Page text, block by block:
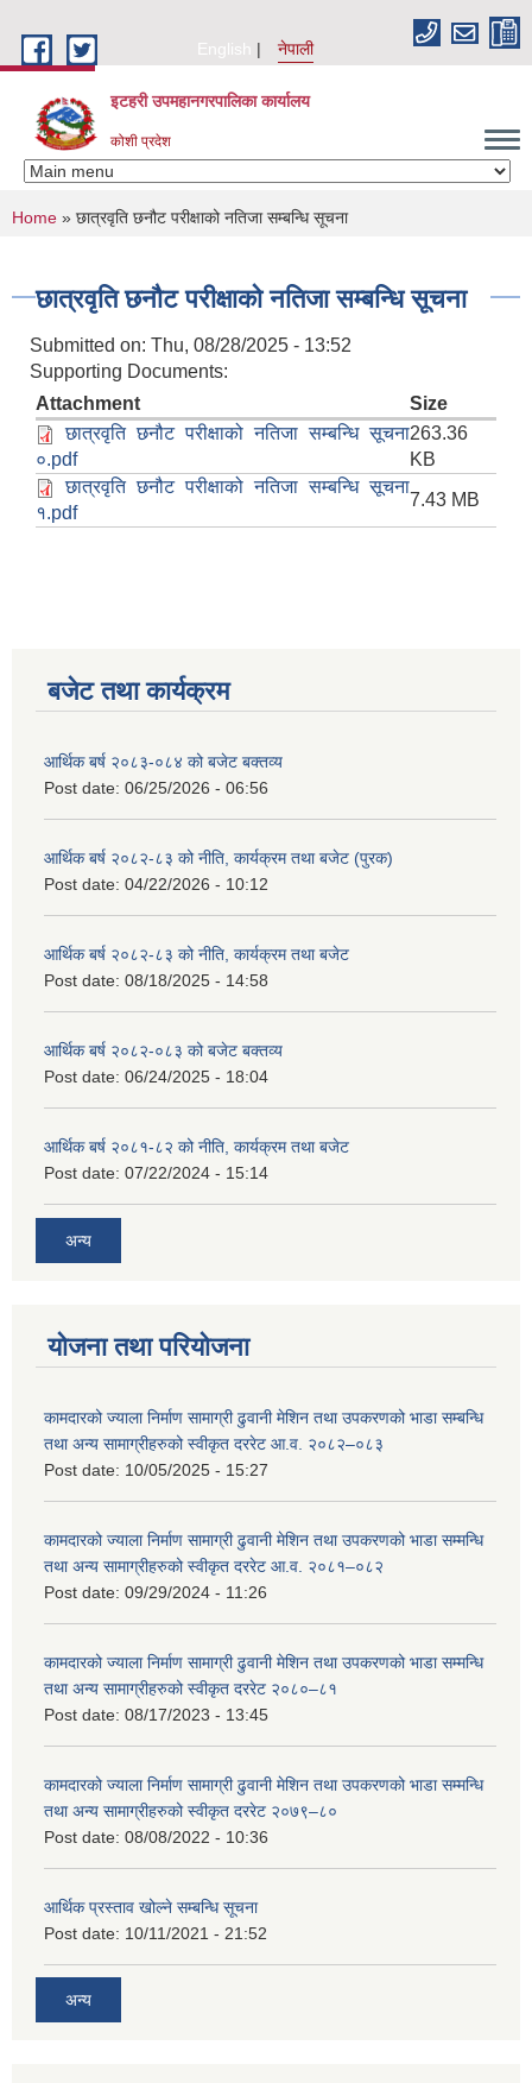
English
नेपाली
इटहरी उपमहानगरपालिका कार्यालय
कोशी प्रदेश
You are here
Home » छात्रवृति छनौट परीक्षाको नतिजा सम्बन्धि सूचना
छात्रवृति छनौट परीक्षाको नतिजा सम्बन्धि सूचना
Submitted on: Thu, 08/28/2025 - 13:52
Supporting Documents:
Attachment
Size
छात्रवृति छनौट परीक्षाको नतिजा सम्बन्धि सूचना
०.pdf
263.36
KB
छात्रवृति छनौट परीक्षाको नतिजा सम्बन्धि सूचना
१.pdf
7.43 MB
बजेट तथा कार्यक्रम
आर्थिक बर्ष २०८३-०८४ को बजेट बक्तव्य
Post date: 06/25/2026 - 06:56
आर्थिक बर्ष २०८२-८३ को नीति, कार्यक्रम तथा बजेट (पुरक)
Post date: 04/22/2026 - 10:12
आर्थिक बर्ष २०८२-८३ को नीति, कार्यक्रम तथा बजेट
Post date: 08/18/2025 - 14:58
आर्थिक बर्ष २०८२-०८३ को बजेट बक्तव्य
Post date: 06/24/2025 - 18:04
आर्थिक बर्ष २०८१-८२ को नीति, कार्यक्रम तथा बजेट
Post date: 07/22/2024 - 15:14
अन्य
योजना तथा परियोजना
कामदारको ज्याला निर्माण सामाग्री ढुवानी मेशिन तथा उपकरणको भाडा सम्बन्धि
तथा अन्य सामाग्रीहरुको स्वीकृत दररेट आ.व. २०८२–०८३
Post date: 10/05/2025 - 15:27
कामदारको ज्याला निर्माण सामाग्री ढुवानी मेशिन तथा उपकरणको भाडा सम्मन्धि
तथा अन्य सामाग्रीहरुको स्वीकृत दररेट आ.व. २०८१–०८२
Post date: 09/29/2024 - 11:26
कामदारको ज्याला निर्माण सामाग्री ढुवानी मेशिन तथा उपकरणको भाडा सम्मन्धि
तथा अन्य सामाग्रीहरुको स्वीकृत दररेट २०८०–८१
Post date: 08/17/2023 - 13:45
कामदारको ज्याला निर्माण सामाग्री ढुवानी मेशिन तथा उपकरणको भाडा सम्मन्धि
तथा अन्य सामाग्रीहरुको स्वीकृत दररेट २०७९–८०
Post date: 08/08/2022 - 10:36
आर्थिक प्रस्ताव खोल्ने सम्बन्धि सूचना
Post date: 10/11/2021 - 21:52
अन्य